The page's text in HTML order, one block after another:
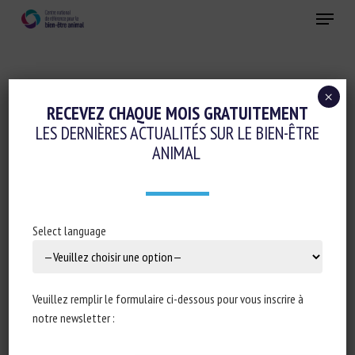
Menu
Conduite d'élevage et relations humain-animal
Génétique
Logement et Enrichissement
ÉLEVAGES : BIEN-ÊTRE ANIMAL ET
8 novembre 2023
RECEVEZ CHAQUE MOIS GRATUITEMENT
LES DERNIÈRES ACTUALITÉS SUR LE BIEN-ÊTRE
ANIMAL
Select language
Veuillez remplir le formulaire ci-dessous pour vous inscrire à
notre newsletter :
×